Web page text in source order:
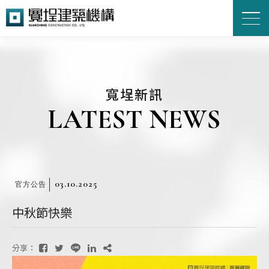
寬埕新訊
LATEST NEWS
官方公告 03.10.2025
中秋節快樂
分享：